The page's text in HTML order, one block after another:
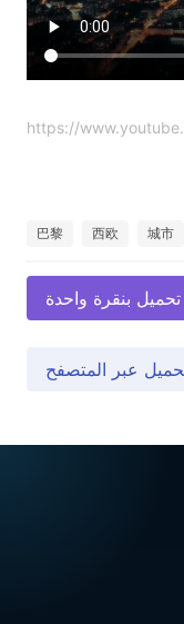
https://
巴黎 西欧 城市
تحميل بنقرة واحدة
عبر المتصفح